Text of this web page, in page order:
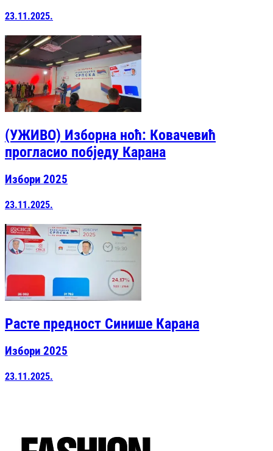
23.11.2025.
(УЖИВО) Изборна ноћ: Ковачевић
прогласио побједу Карана
Избори 2025
23.11.2025.
Расте предност Синише Карана
Избори 2025
23.11.2025.